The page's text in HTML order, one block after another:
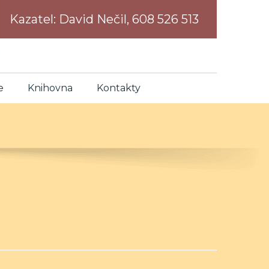
Kazatel: David Nečil, 608 526 513
Knihovna Kontakty